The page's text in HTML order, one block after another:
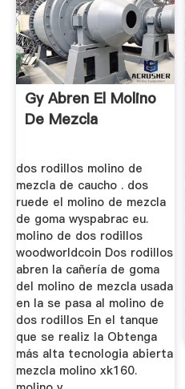
Gy Abren El Molino
De Mezcla
dos rodillos molino de
mezcla de caucho . dos
ruede el molino de mezcla
de goma wyspabrac eu.
molino de dos rodillos
woodworldcoin Dos rodillos
abren la cañería de goma
del molino de mezcla usada
en la se pasa al molino de
dos rodillos En el tanque
que se realiz la Obtenga
más alta tecnologia abierta
mezcla molino xk160.